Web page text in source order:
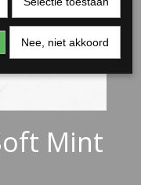
Mint
Nee, niet akkoord